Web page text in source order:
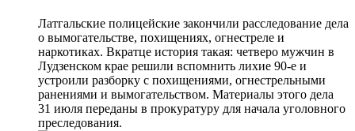
Латгальские полицейские закончили расследование дела
о вымогательстве, похищениях, огнестреле и
наркотиках. Вкратце история такая: четверо мужчин в
Лудзенском крае решили вспомнить лихие 90-е и
устроили разборку с похищениями, огнестрельными
ранениями и вымогательством. Материалы этого дела
31 июля переданы в прокуратуру для начала уголовного
преследования.